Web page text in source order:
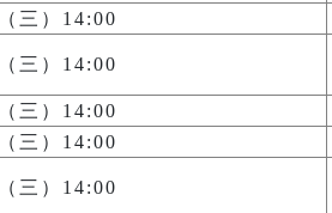
三）14:00
三）14:00
三）14:00
三）14:00
三）14:00